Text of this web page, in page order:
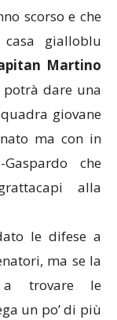
scorso e che
gialloblu
Martino
potrà dare una
giovane
ma con in
che
alla
le difese a
ma se la
a trovare le
un po’ di più